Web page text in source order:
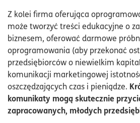
Z kolei firma oferująca
może tworzyć treści edukacyjne o
biznesem, oferować darmowe
oprogramowania (aby przekonać
przedsiębiorców o niewielkim
komunikacji marketingowej
oszczędzających czas i pieniądze.
komunikaty mogą skutecznie
zapracowanych, młodych